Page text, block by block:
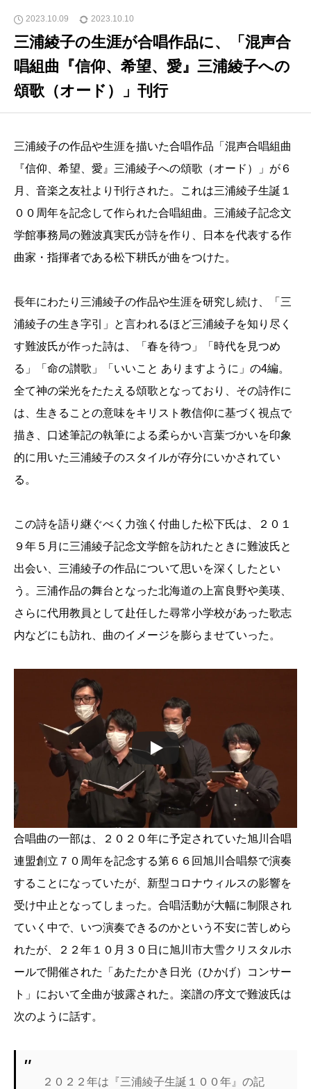
2023.10.09 2023.10.10
三浦綾子の生涯が合唱作品に、「混声合
唱組曲『信仰、希望、愛』三浦綾子への
頌歌（オード）」刊行
三浦綾子の作品や生涯を描いた合唱作品「混声合唱組曲
『信仰、希望、愛』三浦綾子への頌歌（オード）」が６
月、音楽之友社より刊行された。これは三浦綾子生誕１
００周年を記念して作られた合唱組曲。三浦綾子記念文
学館事務局の難波真実氏が詩を作り、日本を代表する作
曲家・指揮者である松下耕氏が曲をつけた。
長年にわたり三浦綾子の作品や生涯を研究し続け、「三
浦綾子の生き字引」と言われるほど三浦綾子を知り尽く
す難波氏が作った詩は、「春を待つ」「時代を見つめ
る」「命の讃歌」「いいこと ありますように」の4編。
全て神の栄光をたたえる頌歌となっており、その詩作に
は、生きることの意味をキリスト教信仰に基づく視点で
描き、口述筆記の執筆による柔らかい言葉づかいを印象
的に用いた三浦綾子のスタイルが存分にいかされてい
る。
この詩を語り継ぐべく力強く付曲した松下氏は、２０１
９年５月に三浦綾子記念文学館を訪れたときに難波氏と
出会い、三浦綾子の作品について思いを深くしたとい
う。三浦作品の舞台となった北海道の上富良野や美瑛、
さらに代用教員として赴任した尋常小学校があった歌志
内などにも訪れ、曲のイメージを膨らませていった。
合唱曲の一部は、２０２０年に予定されていた旭川合唱
連盟創立７０周年を記念する第６６回旭川合唱祭で演奏
することになっていたが、新型コロナウィルスの影響を
受け中止となってしまった。合唱活動が大幅に制限され
ていく中で、いつ演奏できるのかという不安に苦しめら
れたが、２２年１０月３０日に旭川市大雪クリスタルホ
ールで開催された「あたたかき日光（ひかげ）コンサー
ト」において全曲が披露された。楽譜の序文で難波氏は
次のように話す。
２０２２年は『三浦綾子生誕１００年』の記